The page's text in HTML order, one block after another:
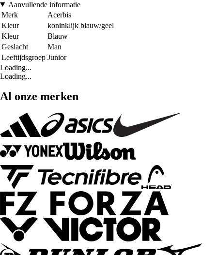
Aanvullende informatie
Merk
Acerbis
Kleur
koninklijk blauw/geel
Kleur
Blauw
Geslacht
Man
Leeftijdsgroep Junior
Loading...
Loading...
Al onze merken